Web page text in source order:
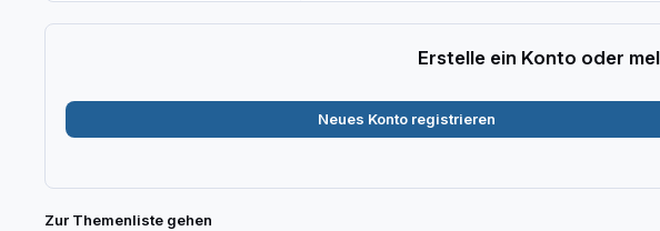
Erstelle ein Konto oder
Neues Konto registrieren
Zur Themenliste gehen